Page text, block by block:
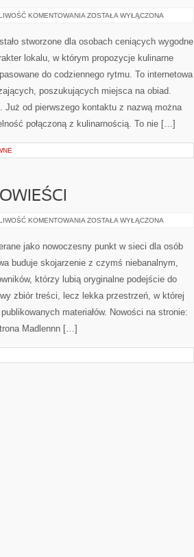
KOMENTOWANIA PLANOWANIE
ZOSTAŁA WYŁĄCZONA
stworzone dla osobach ceniących wygodne
lokalu, w którym propozycje kulinarne
do codziennego rytmu. To internetowa
poszukujących miejsca na obiad.
Już od pierwszego kontaktu z nazwą można
połączoną z kulinarnością. To nie […]
KOMENTOWANIA WIEJSKIE
OPOWIEŚCI
ZOSTAŁA WYŁĄCZONA
jako nowoczesny punkt w sieci dla osób
buduje skojarzenie z czymś niebanalnym,
którzy lubią oryginalne podejście do
zbiór treści, lecz lekka przestrzeń, w której
materiałów. Nowości na stronie:
Madlennn […]